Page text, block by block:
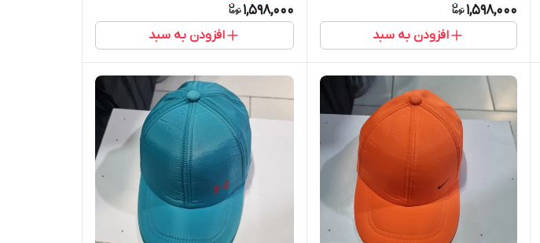
1,598,000
افزودن به سبد
1,598,000
افزودن به سبد